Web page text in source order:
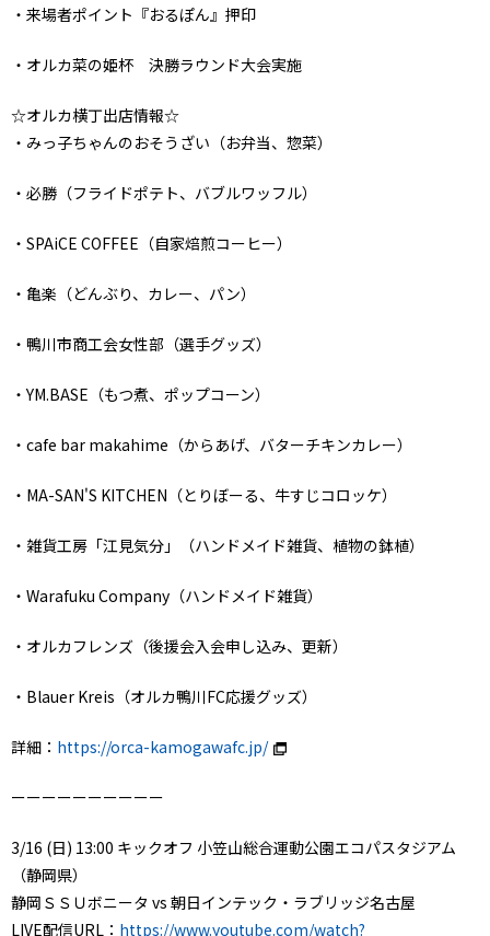
・来場者ポイント『おるぽん』押印
・オルカ菜の姫杯 決勝ラウンド大会実施
☆オルカ横丁出店情報☆
・みっ子ちゃんのおそうざい（お弁当、惣菜）
・必勝（フライドポテト、バブルワッフル）
・SPAiCE COFFEE（自家焙煎コーヒー）
・亀楽（どんぶり、カレー、パン）
・鴨川市商工会女性部（選手グッズ）
・YM.BASE（もつ煮、ポップコーン）
・cafe bar makahime（からあげ、バターチキンカレー）
・MA-SAN'S KITCHEN（とりぼーる、牛すじコロッケ）
・雑貨工房「江見気分」（ハンドメイド雑貨、植物の鉢植）
・Warafuku Company（ハンドメイド雑貨）
・オルカフレンズ（後援会入会申し込み、更新）
・Blauer Kreis（オルカ鴨川FC応援グッズ）
詳細： https://orca-kamogawafc.jp/
ーーーーーーーーーー
3/16 (日) 13:00 キックオフ 小笠山総合運動公園エコパスタジアム
（静岡県）
静岡ＳＳＵボニータ vs 朝日インテック・ラブリッジ名古屋
LIVE配信URL： https://www.youtube.com/watch?